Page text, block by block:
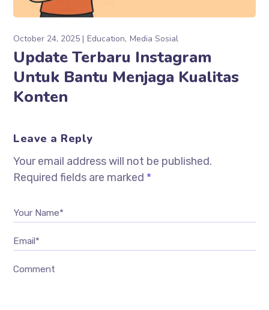
October 24, 2025 Education Media Sosial
Update Terbaru Instagram
Untuk Bantu Menjaga Kualitas
Konten
Leave a Reply
Your email address will not be published.
Required fields are marked *
Your Name*
Email*
Comment